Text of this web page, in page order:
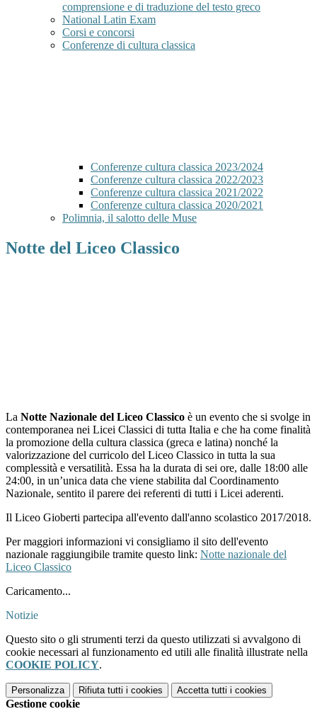
comprensione e di traduzione del testo greco
National Latin Exam
Corsi e concorsi
Conferenze di cultura classica
Conferenze cultura classica 2023/2024
Conferenze cultura classica 2022/2023
Conferenze cultura classica 2021/2022
Conferenze cultura classica 2020/2021
Polimnia, il salotto delle Muse
Notte del Liceo Classico
La Notte Nazionale del Liceo Classico è un evento che si svolge in
contemporanea nei Licei Classici di tutta Italia e che ha come finalità
la promozione della cultura classica (greca e latina) nonché la
valorizzazione del curricolo del Liceo Classico in tutta la sua
complessità e versatilità. Essa ha la durata di sei ore, dalle 18:00 alle
24:00, in un’unica data che viene stabilita dal Coordinamento
Nazionale, sentito il parere dei referenti di tutti i Licei aderenti.
Il Liceo Gioberti partecipa all'evento dall'anno scolastico 2017/2018.
Per maggiori informazioni vi consigliamo il sito dell'evento
nazionale raggiungibile tramite questo link: Notte nazionale del
Liceo Classico
Caricamento...
Notizie
Questo sito o gli strumenti terzi da questo utilizzati si avvalgono di
cookie necessari al funzionamento ed utili alle finalità illustrate nella
COOKIE POLICY.
Personalizza Rifiuta tutti i cookies Accetta tutti i cookies
Gestione cookie